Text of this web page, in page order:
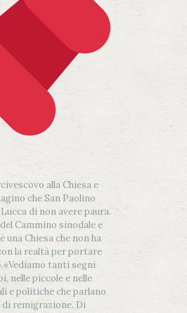
alla Chiesa e
che San Paolino
di non avere paura.
Cammino sinodale e
una Chiesa che non ha
la realtà per portare
.«Vediamo tanti segni
nelle piccole e nelle
e politiche che parlano
di remigrazione. Di